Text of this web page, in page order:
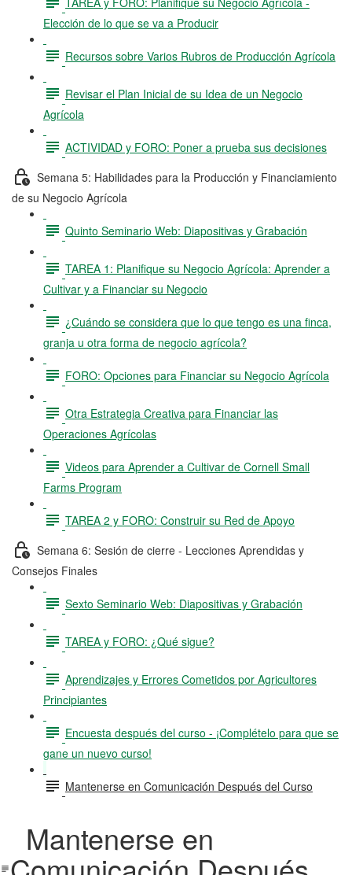
Elección de lo que se va a Producir
Recursos sobre Varios Rubros de Producción Agrícola
Revisar el Plan Inicial de su Idea de un Negocio
Agrícola
ACTIVIDAD y FORO: Poner a prueba sus decisiones
Semana 5: Habilidades para la Producción y Financiamiento
de su Negocio Agrícola
Quinto Seminario Web: Diapositivas y Grabación
TAREA 1: Planifique su Negocio Agrícola: Aprender a
Cultivar y a Financiar su Negocio
¿Cuándo se considera que lo que tengo es una finca,
granja u otra forma de negocio agrícola?
FORO: Opciones para Financiar su Negocio Agrícola
Otra Estrategia Creativa para Financiar las
Operaciones Agrícolas
Videos para Aprender a Cultivar de Cornell Small
Farms Program
TAREA 2 y FORO: Construir su Red de Apoyo
Semana 6: Sesión de cierre - Lecciones Aprendidas y
Consejos Finales
Sexto Seminario Web: Diapositivas y Grabación
TAREA y FORO: ¿Qué sigue?
Aprendizajes y Errores Cometidos por Agricultores
Principiantes
Encuesta después del curso - ¡Complételo para que se
gane un nuevo curso!
Mantenerse en Comunicación Después del Curso
Mantenerse en